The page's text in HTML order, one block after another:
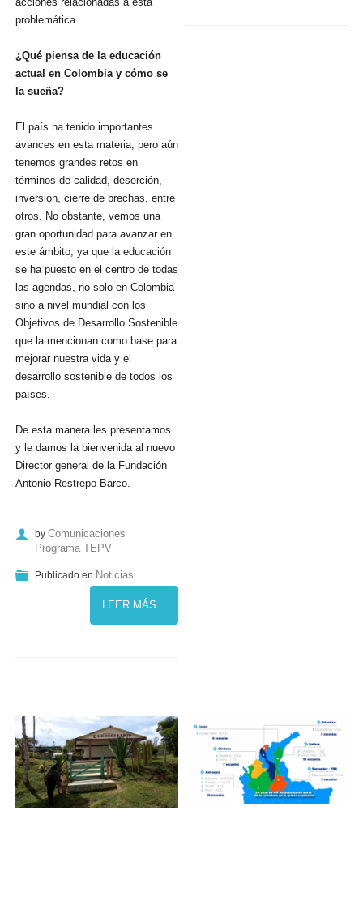
problemática.
¿Qué piensa de la educación
actual en Colombia y cómo se
la sueña?
El país ha tenido importantes
avances en esta materia, pero aún
tenemos grandes retos en
términos de calidad, deserción,
inversión, cierre de brechas, entre
otros. No obstante, vemos una
gran oportunidad para avanzar en
este ámbito, ya que la educación
se ha puesto en el centro de todas
las agendas, no solo en Colombia
sino a nivel mundial con los
Objetivos de Desarrollo Sostenible
que la mencionan como base para
mejorar nuestra vida y el
desarrollo sostenible de todos los
países.
De esta manera les presentamos
y le damos la bienvenida al nuevo
Director general de la Fundación
Antonio Restrepo Barco.
by Comunicaciones
Programa TEPV
Publicado en Noticias
LEER MÁS...